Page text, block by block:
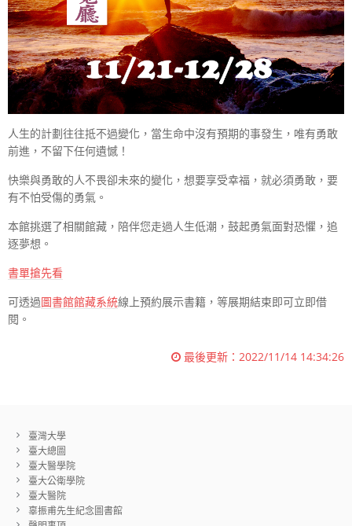
人生的計劃往往抵不過變化，當生命中沒有預期的事發生，唯有勇敢
前進，不留下任何遺憾！
快樂與勇敢的人不畏卻未來的變化，想要享受幸福，就必須勇敢，要
有不怕受傷的勇氣。
本館挑選了相關館藏，陪伴您走過人生低潮，鼓起勇氣面對恐懼，追
逐夢想。
書單搶先看
可透過 圖書館館藏系統線上預約展示書籍，等展期結束即可立即借
閱。
最後更新： 2022/11/14 14:34:26
臺灣大學
臺大總圖
臺大醫學院
臺大公衛學院
臺大醫院
辜振甫先生紀念圖書館